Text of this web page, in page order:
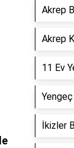
Akrep
Akrep
11 Ev
Yengeç
İkizler